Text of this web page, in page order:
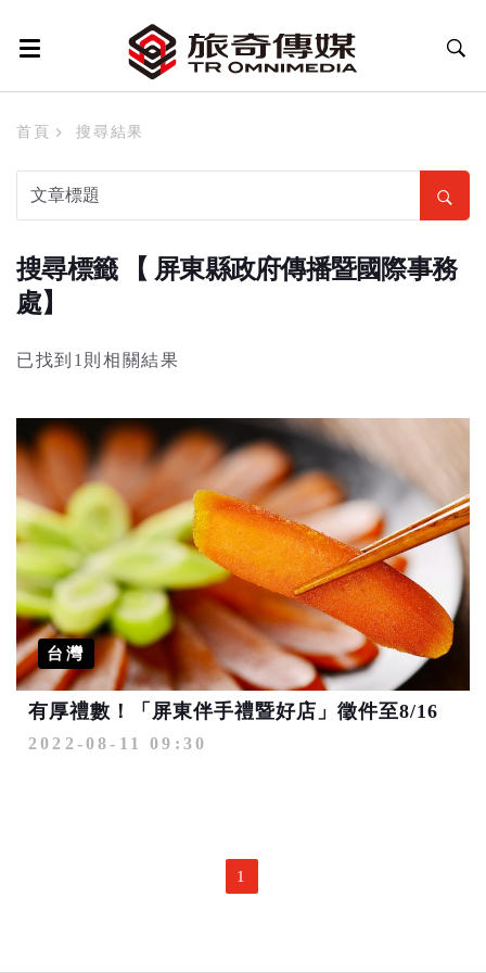
首頁 搜尋結果
搜尋標籤 【 屏東縣政府傳播暨國際事務
處】
已找到1則相關結果
台灣
有厚禮數！「屏東伴手禮暨好店」徵件至8/16
2022-08-11 09:30
1